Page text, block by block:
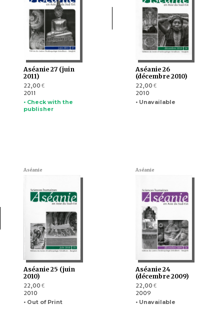
Aséanie 27 (juin
2011)
22,00 €
2011
• Check with the
publisher
Aséanie 26
(décembre 2010)
22,00 €
2010
• Unavailable
Aséanie
Aséanie 25 (juin
2010)
22,00 €
2010
• Out of Print
Aséanie
Aséanie 24
(décembre 2009)
22,00 €
2009
• Unavailable